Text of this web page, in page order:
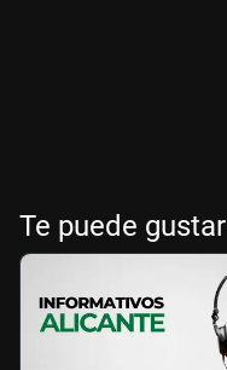
Te puede gustar